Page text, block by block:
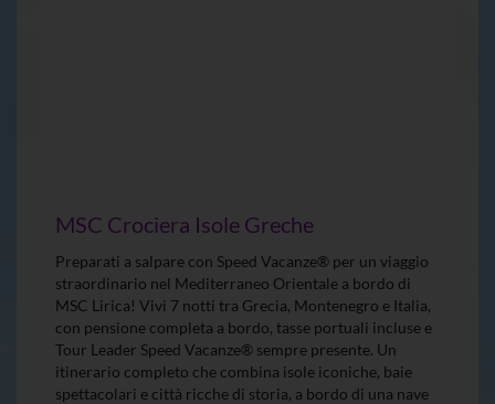
MSC Crociera Isole Greche
Preparati a salpare con Speed Vacanze® per un viaggio
straordinario nel Mediterraneo Orientale a bordo di
MSC Lirica! Vivi 7 notti tra Grecia, Montenegro e Italia,
con pensione completa a bordo, tasse portuali incluse e
Tour Leader Speed Vacanze® sempre presente. Un
itinerario completo che combina isole iconiche, baie
spettacolari e città ricche di storia, a bordo di una nave